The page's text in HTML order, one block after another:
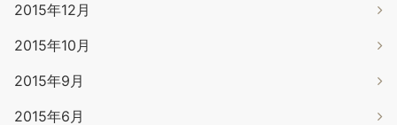
2015年12月
2015年10月
2015年9月
2015年6月